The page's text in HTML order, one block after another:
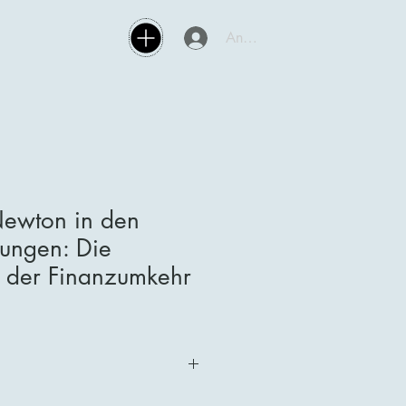
Anmelden
in den
Die
Finanzumkehr